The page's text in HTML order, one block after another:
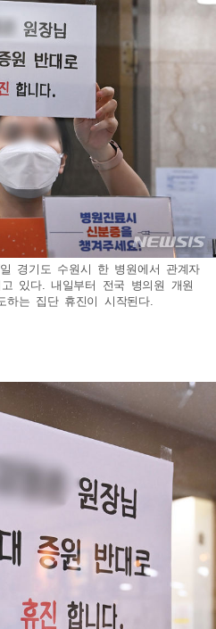
경기도 수원시 한 병원에서 관계자
있다. 내일부터 전국 병의원 개원
하는 집단 휴진이 시작된다.